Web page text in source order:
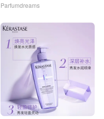
Parfumdreams